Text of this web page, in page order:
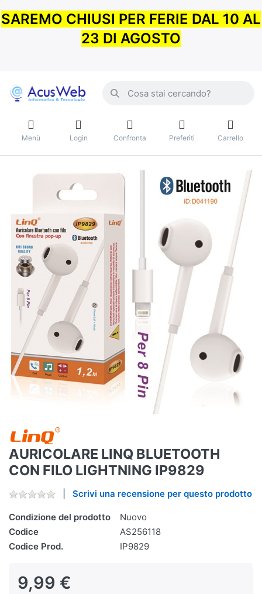
SAREMO CHIUSI PER FERIE DAL 10 AL
23 DI AGOSTO
Menù Login Confronta Preferiti Carrello
AURICOLARE LINQ BLUETOOTH
CON FILO LIGHTNING IP9829
Scrivi una recensione per questo prodotto
Condizione del prodotto
Nuovo
Codice
AS256118
Codice Prod.
IP9829
9,99 €